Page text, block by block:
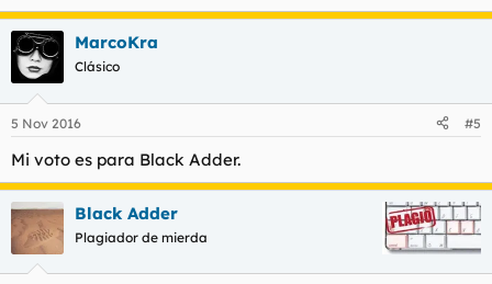
MarcoKra
Clásico
5 Nov 2016 #5
Mi voto es para Black Adder.
Black Adder
Plagiador de mierda